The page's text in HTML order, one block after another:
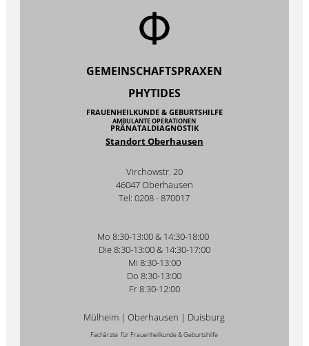
GEMEINSCHAFTSPRAXEN
PHYTIDES
FRAUENHEILKUNDE & GEBURTSHILFE
AMBULANTE OPERATIONEN
PRÄNATALDIAGNOSTIK
Standort Oberhausen
Virchowstr. 20
46047 Oberhausen
Tel: 0208 - 870017
Mo 8:30-13:00 & 14:30-18:00
Die 8:30-13:00 & 14:30-17:00
Mi 8:30-13:00
Do 8:30-13:00
Fr 8:30-12:00
Mülheim | Oberhausen | Duisburg
Fachärzte für Frauenheilkunde & Geburtshilfe